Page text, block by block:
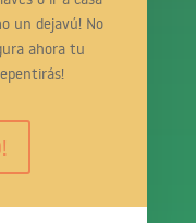
un dejavú! No
ahora tu